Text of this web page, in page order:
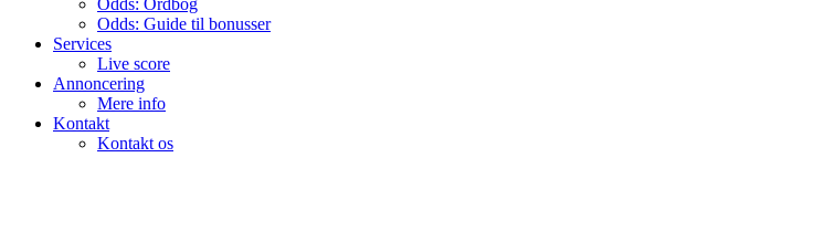
Odds: Guide til bonusser
Services
Live score
Annoncering
Mere info
Kontakt
Kontakt os